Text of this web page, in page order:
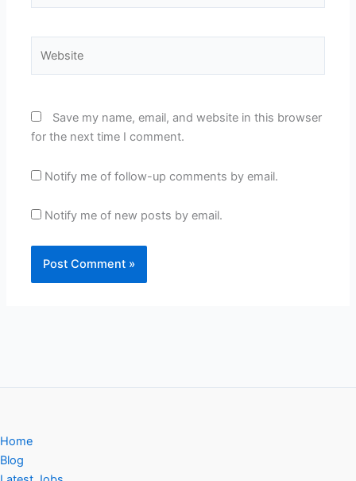
Save my name, email, and website in this browser
for the next time I comment.
Notify me of follow-up comments by email.
Notify me of new posts by email.
Home
Blog